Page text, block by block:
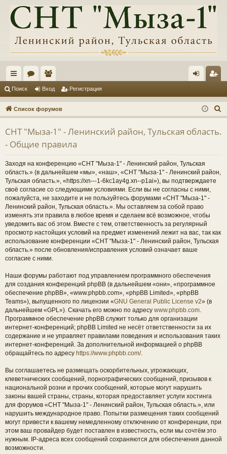
с
ы
лк
и
ум
ы
ол
ьз
ов
ат
ел
и
д ис
тр
ац
Поиск Вход Регистрация
Список форумов
о
СНТ "Мыза-1" - Ленинский район, Тульская область.
- Общие правила
Заходя на конференцию «СНТ "Мыза-1" - Ленинский район, Тульская
область.» (в дальнейшем «мы», «наш», «СНТ "Мыза-1" - Ленинский район,
Тульская область.», «https://xn---1-6kc1ay4g.xn--p1ai»), вы подтверждаете
своё согласие со следующими условиями. Если вы не согласны с ними,
пожалуйста, не заходите и не пользуйтесь форумами «СНТ "Мыза-1" -
Ленинский район, Тульская область.». Мы оставляем за собой право
изменять эти правила в любое время и сделаем всё возможное, чтобы
уведомить вас об этом. Вместе с тем, ответственность за регулярный
просмотр настойщих условий на предмет изменений лежит на вас, так как
использование конференции «СНТ "Мыза-1" - Ленинский район, Тульская
область.» после обновления/исправления условий означает ваше
согласие с ними.
Наши форумы работают под управлением программного обеспечения
для создания конференций phpBB (в дальнейшем «они», «программное
обеспечение phpBB», «www.phpbb.com», «phpBB Limited», «phpBB
Teams»), выпущенного по лицензии «GNU General Public License v2» (в
дальнейшем «GPL»). Скачать его можно по адресу www.phpbb.com
Программное обеспечение phpBB служит только для организации
интернет-конференций; phpBB Limited не несёт ответственности за их
содержание и не управляет правилами поведения и использования таких
интернет-конференций. За дополнительной информацией о phpBB
обращайтесь по адресу https://www.phpbb.com/.
Вы соглашаетесь не размещать оскорбительных, угрожающих,
клеветнических сообщений, порнографических сообщений, призывов к
национальной розни и прочих сообщений, которые могут нарушить
законы вашей страны, страны, которая предоставляет услуги хостинга
для форумов «СНТ "Мыза-1" - Ленинский район, Тульская область.», или
нарушить международное право. Попытки размещения таких сообщений
могут привести к вашему немедленному отключению от конференции, при
этом ваш провайдер будет поставлен в известность, если мы сочтём это
нужным. IP-адреса всех сообщений сохраняются для обеспечения данной
возможности.